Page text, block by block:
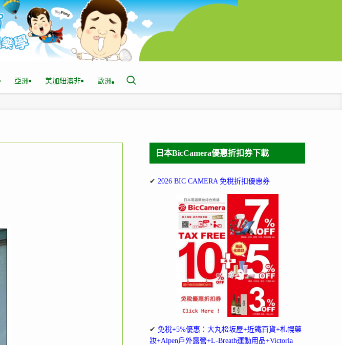
亞洲 美加紐澳非 歐洲
日本BicCamera優惠折扣券下載
✔ 2026 BIC CAMERA 免稅折扣優惠券
✔ 免稅+5%優惠：大丸松坂屋+近鐵百貨+札幌藥
妝+Alpen戶外露營+L-Breath運動用品+Victoria